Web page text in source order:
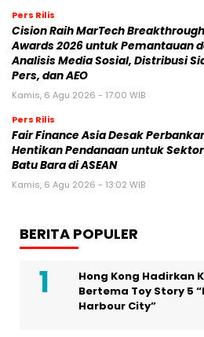
Pers Rilis
Cision Raih MarTech Breakthrough
Awards 2026 untuk Pemantauan
Analisis Media Sosial, Distribusi
Pers, dan AEO
Kamis, 6 Agu 2026 - 17:00 WIB
Pers Rilis
Fair Finance Asia Desak
Hentikan Pendanaan untuk Sektor
Batu Bara di ASEAN
Kamis, 6 Agu 2026 - 13:02 WIB
BERITA POPULER
Hong Kong Hadirkan
Bertema Toy Story 5
Harbour City”